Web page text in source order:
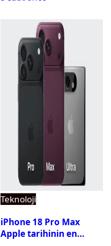
Teknoloji
iPhone 18 Pro Max
Apple tarihinin en